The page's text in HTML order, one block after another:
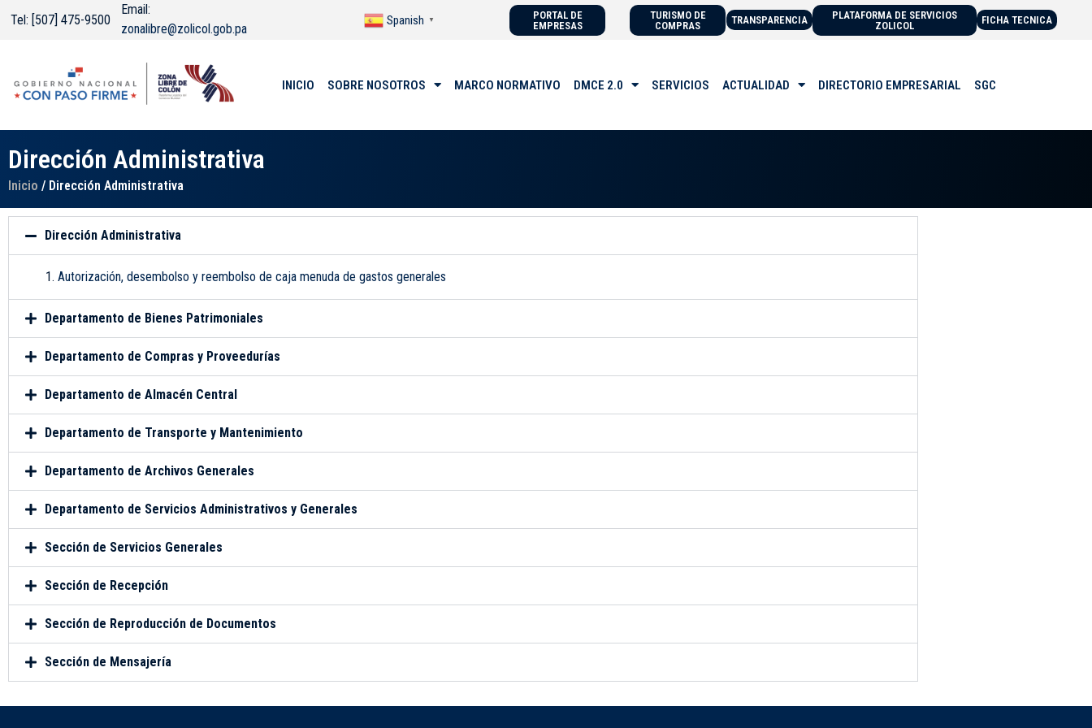
Tel: [507] 475-9500
Email:
zonalibre@zolicol.gob.pa
Spanish ▼
PORTAL DE
EMPRESAS
TURISMO DE
COMPRAS
TRANSPARENCIA
PLATAFORMA DE SERVICIOS
ZOLICOL
FICHA TECNICA
INICIO SOBRE NOSOTROS MARCO NORMATIVO DMCE 2.0 SERVICIOS ACTUALIDAD DIRECTORIO EMPRESARIAL SGC
Dirección Administrativa
Inicio / Dirección Administrativa
Dirección Administrativa
Autorización, desembolso y reembolso de caja menuda de gastos generales
Departamento de Bienes Patrimoniales
Departamento de Compras y Proveedurías
Departamento de Almacén Central
Departamento de Transporte y Mantenimiento
Departamento de Archivos Generales
Departamento de Servicios Administrativos y Generales
Sección de Servicios Generales
Sección de Recepción
Sección de Reproducción de Documentos
Sección de Mensajería